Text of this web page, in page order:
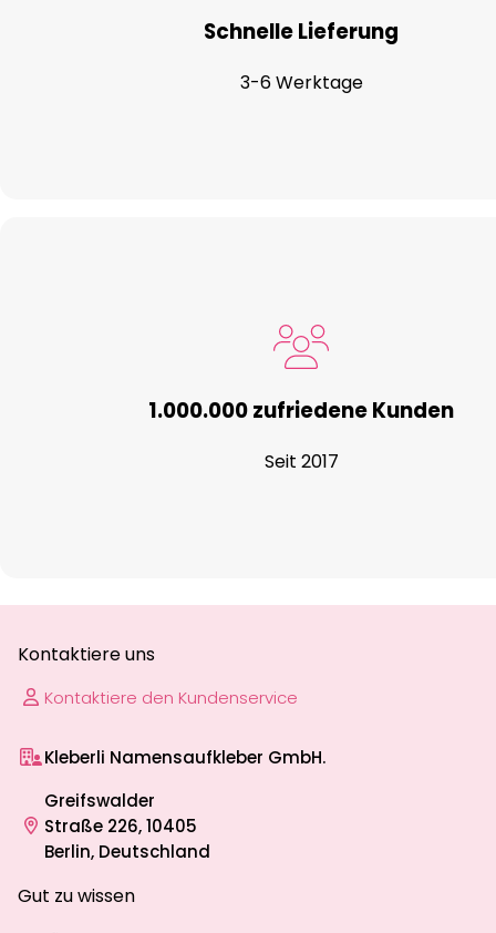
Schnelle Lieferung
3-6 Werktage
1.000.000 zufriedene Kunden
Seit 2017
Kontaktiere uns
Kontaktiere den Kundenservice
Kleberli Namensaufkleber GmbH.
Greifswalder
Straße 226, 10405
Berlin, Deutschland
Gut zu wissen